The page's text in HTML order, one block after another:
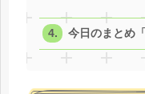
今日のまとめ